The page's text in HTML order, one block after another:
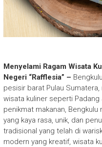
Menyelami Ragam Wisata
Negeri “Rafflesia” –
pesisir barat Pulau
wisata kuliner seperti Padang
penikmat makanan,
yang kaya rasa, unik, dan
tradisional yang telah di
modern yang kreatif, wisata